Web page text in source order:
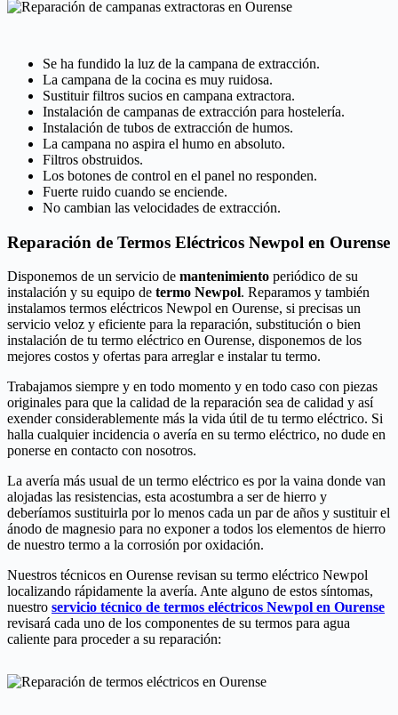
Se ha fundido la luz de la campana de extracción.
La campana de la cocina es muy ruidosa.
Sustituir filtros sucios en campana extractora.
Instalación de campanas de extracción para hostelería.
Instalación de tubos de extracción de humos.
La campana no aspira el humo en absoluto.
Filtros obstruidos.
Los botones de control en el panel no responden.
Fuerte ruido cuando se enciende.
No cambian las velocidades de extracción.
Reparación de Termos Eléctricos Newpol en Ourense
Disponemos de un servicio de mantenimiento periódico de su
instalación y su equipo de termo Newpol. Reparamos y también
instalamos termos eléctricos Newpol en Ourense, si precisas un
servicio veloz y eficiente para la reparación, substitución o bien
instalación de tu termo eléctrico en Ourense, disponemos de los
mejores costos y ofertas para arreglar e instalar tu termo.
Trabajamos siempre y en todo momento y en todo caso con piezas
originales para que la calidad de la reparación sea de calidad y así
exender considerablemente más la vida útil de tu termo eléctrico. Si
halla cualquier incidencia o avería en su termo eléctrico, no dude en
ponerse en contacto con nosotros.
La avería más usual de un termo eléctrico es por la vaina donde van
alojadas las resistencias, esta acostumbra a ser de hierro y
deberíamos sustituirla por lo menos cada un par de años y sustituir el
ánodo de magnesio para no exponer a todos los elementos de hierro
de nuestro termo a la corrosión por oxidación.
Nuestros técnicos en Ourense revisan su termo eléctrico Newpol
localizando rápidamente la avería. Ante alguno de estos síntomas,
nuestro servicio técnico de termos eléctricos Newpol en Ourense
revisará cada uno de los componentes de su termos para agua
caliente para proceder a su reparación: